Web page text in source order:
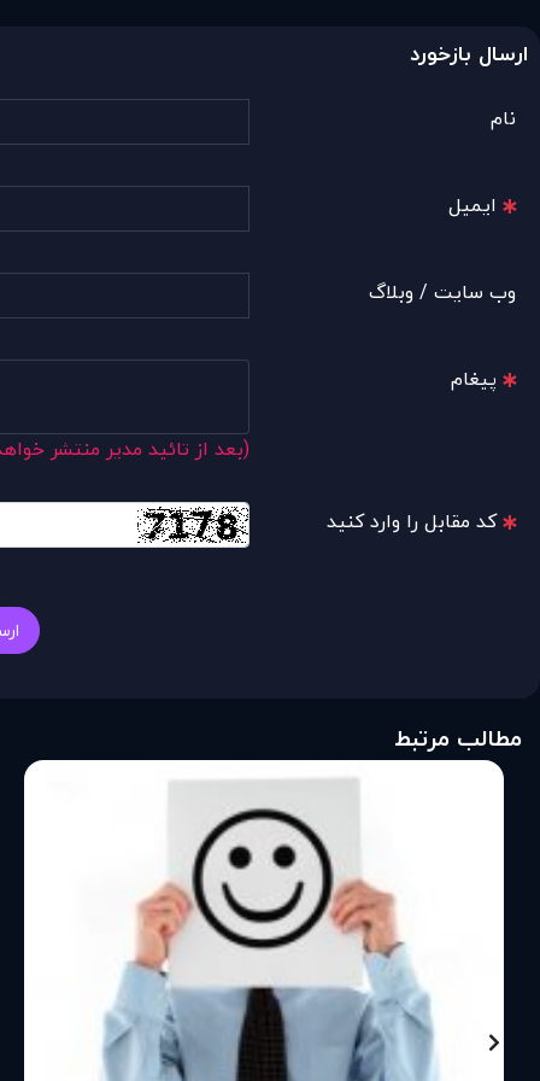
ارسال بازخورد
نام
ایمیل
وب سایت / وبلاگ
پیغام
(بعد از تائید مدیر منتشر
کد مقابل را وارد کنید
مطالب مرتبط